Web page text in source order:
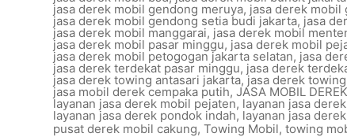
jasa derek mobil gendong meruya, jasa derek mobil
jasa derek mobil gendong setia budi jakarta, jasa
jasa derek mobil manggarai, jasa derek mobil
jasa derek mobil pasar minggu, jasa derek mobil
jasa derek mobil petogogan jakarta selatan, jasa
jasa derek terdekat pasar minggu, jasa derek
jasa derek towing antasari jakarta,jasa derek
jasa mobil derek cempaka putih, JASA MOBIL
layanan jasa derek mobil pejaten, layanan jasa
layanan jasa derek pondok indah, layanan jasa
pusat derek mobil cakung, Towing Mobil, towing